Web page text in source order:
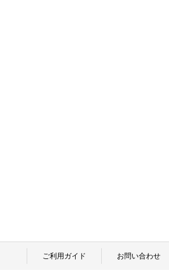
ご利用ガイド お問い合わせ